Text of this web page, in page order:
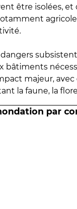
être isolées,
bâtiments
majeur,
la faune, la
par